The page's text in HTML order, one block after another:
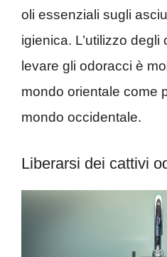
oli essenziali sugli
igienica. L’utilizzo
levare gli odoracci è
mondo orientale come
mondo occidentale.
Liberarsi dei cattivi